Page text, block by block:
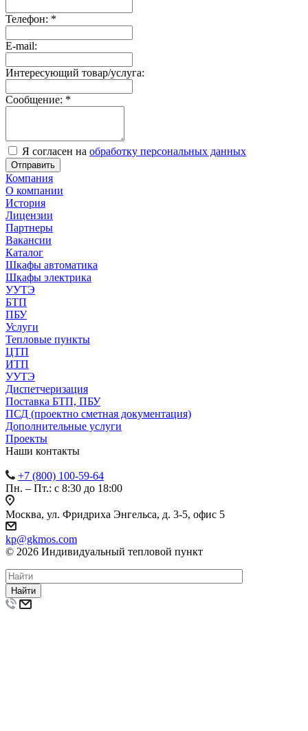
Телефон: *
E-mail:
Интересующий товар/услуга:
Сообщение: *
Я согласен на обработку персональных данных
Отправить
Компания
О компании
История
Лицензии
Партнеры
Вакансии
Каталог
Шкафы автоматика
Шкафы электрика
УУТЭ
БТП
ПБУ
Услуги
Тепловые пункты
ЦТП
ИТП
УУТЭ
Диспетчеризация
Поставка БТП, ПБУ
ПСД (проектно сметная документация)
Дополнительные услуги
Проекты
Наши контакты
+7 (800) 100-59-64
Пн. – Пт.: с 8:30 до 18:00
Москва, ул. Фридриха Энгельса, д. 3-5, офис 5
kp@gkmos.com
© 2026 Индивидуальный тепловой пункт
Найти